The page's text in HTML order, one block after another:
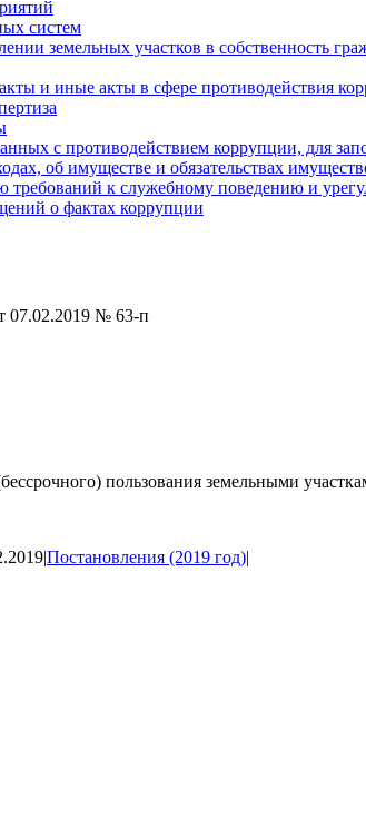
систем
земельных участков в собственность
и иные акты в сфере противодействия
с противодействием коррупции, для
об имуществе и обязательствах
к служебному поведению и
о фактах коррупции
07.02.2019 № 63-п
пользования земельными
|Постановления (2019 год)|